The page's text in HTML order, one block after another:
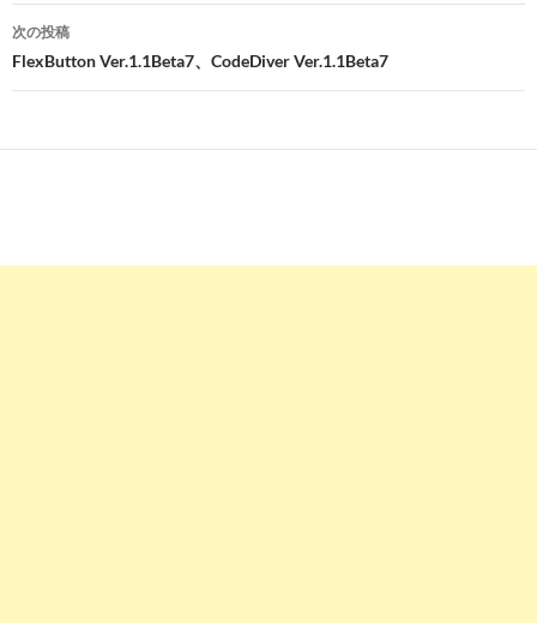
ナ
ビ
ゲ
ー
ン
次の投稿
FlexButton Ver.1.1Beta7、CodeDiver Ver.1.1Beta7